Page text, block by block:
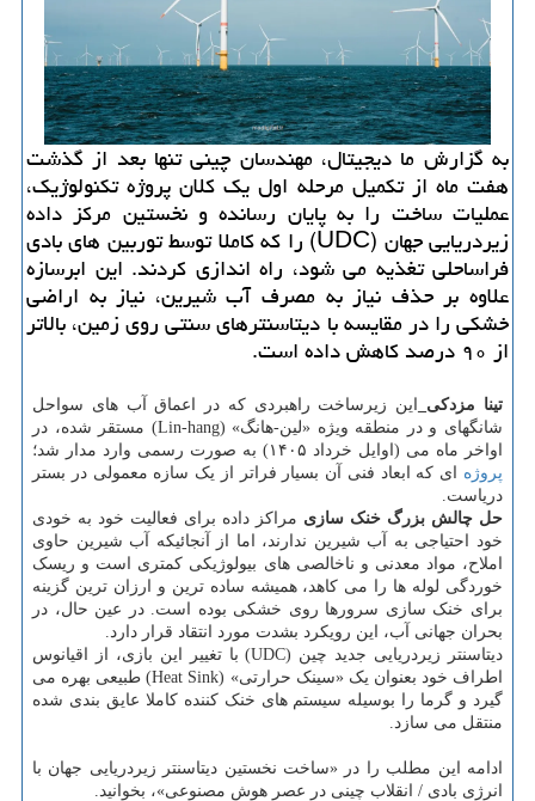
به گزارش ما دیجیتال، مهندسان چینی تنها بعد از گذشت
هفت ماه از تکمیل مرحله اول یک کلان پروژه تکنولوژیک،
عملیات ساخت را به پایان رسانده و نخستین مرکز داده
زیردریایی جهان (UDC) را که کاملا توسط توربین های بادی
فراساحلی تغذیه می شود، راه اندازی کردند. این ابرسازه
علاوه بر حذف نیاز به مصرف آب شیرین، نیاز به اراضی
خشکی را در مقایسه با دیتاسنترهای سنتی روی زمین، بالاتر
از ۹۰ درصد کاهش داده است.
تینا مزدکی_ این زیرساخت راهبردی که در اعماق آب های سواحل
شانگهای و در منطقه ویژه «لین-هانگ» (Lin-hang) مستقر شده، در
اواخر ماه می (اوایل خرداد ۱۴۰۵) به صورت رسمی وارد مدار شد؛
پروژه ای که ابعاد فنی آن بسیار فراتر از یک سازه معمولی در بستر
دریاست.
حل چالش بزرگ خنک سازی مراکز داده برای فعالیت خود به خودی
خود احتیاجی به آب شیرین ندارند، اما از آنجائیکه آب شیرین حاوی
املاح، مواد معدنی و ناخالصی های بیولوژیکی کمتری است و ریسک
خوردگی لوله ها را می کاهد، همیشه ساده ترین و ارزان ترین گزینه
برای خنک سازی سرورها روی خشکی بوده است. در عین حال، در
بحران جهانی آب، این رویکرد بشدت مورد انتقاد قرار دارد.
دیتاسنتر زیردریایی جدید چین (UDC) با تغییر این بازی، از اقیانوس
اطراف خود بعنوان یک «سینک حرارتی» (Heat Sink) طبیعی بهره می
گیرد و گرما را بوسیله سیستم های خنک کننده کاملا عایق بندی شده
منتقل می سازد.
ادامه این مطلب را در «ساخت نخستین دیتاسنتر زیردریایی جهان با
انرژی بادی / انقلاب چینی در عصر هوش مصنوعی»، بخوانید.